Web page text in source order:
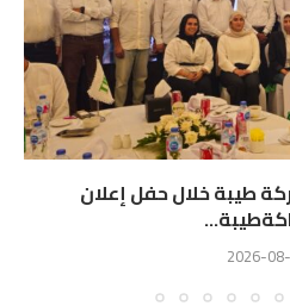
طيبة خلال حفل إعلان
2026-